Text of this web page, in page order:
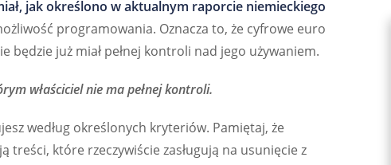
jak określono w aktualnym raporcie niemieckiego
programowania. Oznacza to, że cyfrowe euro
będzie już miał pełnej kontroli nad jego używaniem.
właściciel nie ma pełnej kontroli.
według określonych kryteriów. Pamiętaj, że
które rzeczywiście zasługują na usunięcie z